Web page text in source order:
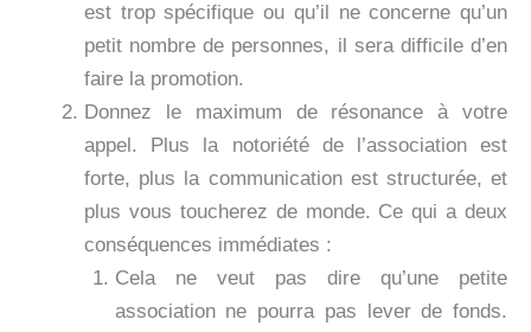
est trop spécifique ou qu’il ne concerne qu’un
petit nombre de personnes, il sera difficile d’en
faire la promotion.
Donnez le maximum de résonance à votre
appel. Plus la notoriété de l’association est
forte, plus la communication est structurée, et
plus vous toucherez de monde. Ce qui a deux
conséquences immédiates :
Cela ne veut pas dire qu’une petite
association ne pourra pas lever de fonds.